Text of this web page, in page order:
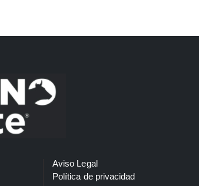
Aviso Legal
Política de privacidad